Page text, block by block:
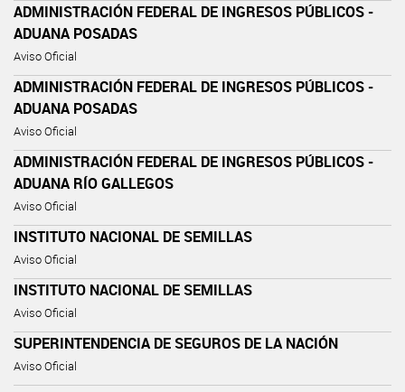
ADMINISTRACIÓN FEDERAL DE INGRESOS PÚBLICOS -
ADUANA POSADAS
Aviso Oficial
ADMINISTRACIÓN FEDERAL DE INGRESOS PÚBLICOS -
ADUANA POSADAS
Aviso Oficial
ADMINISTRACIÓN FEDERAL DE INGRESOS PÚBLICOS -
ADUANA RÍO GALLEGOS
Aviso Oficial
INSTITUTO NACIONAL DE SEMILLAS
Aviso Oficial
INSTITUTO NACIONAL DE SEMILLAS
Aviso Oficial
SUPERINTENDENCIA DE SEGUROS DE LA NACIÓN
Aviso Oficial